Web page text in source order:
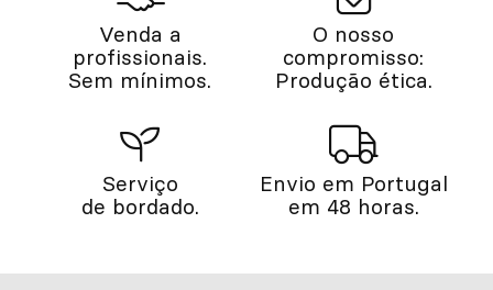
Venda a
profissionais.
Sem mínimos.
O nosso
compromisso:
Produção ética.
Serviço
de bordado.
Envio em Portugal
em 48 horas.